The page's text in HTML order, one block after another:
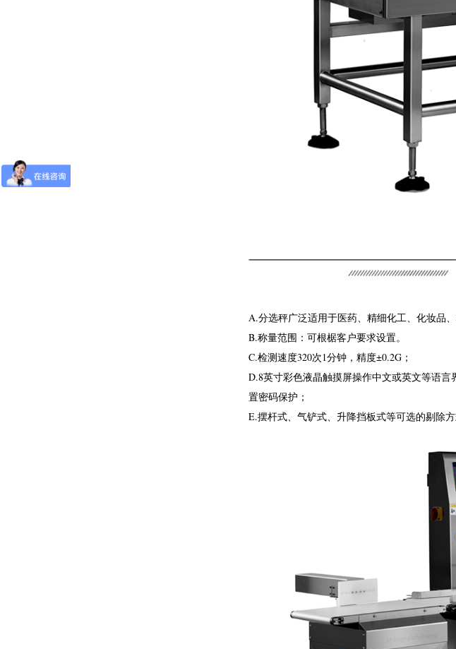
A.分选秤广泛适用于医药、精细化工、化妆品
B.称量范围：可根椐客户要求设置。
C.检测速度320次1分钟，精度±0.2G；
D.8英寸彩色液晶触摸屏操作中文或英文等语
置密码保护；
E.摆杆式、气铲式、升降挡板式等可选的剔除